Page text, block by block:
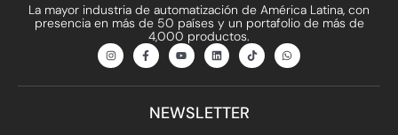
La mayor industria de automatización de América Latina, con
presencia en más de 50 países y un portafolio de más de
4,000 productos.
I
n
s
a
F
a
c
b
o
k
Y
o
u
u
e
L
i
n
e
i
n
T
i
k
o
W
h
a
s
NEWSLETTER